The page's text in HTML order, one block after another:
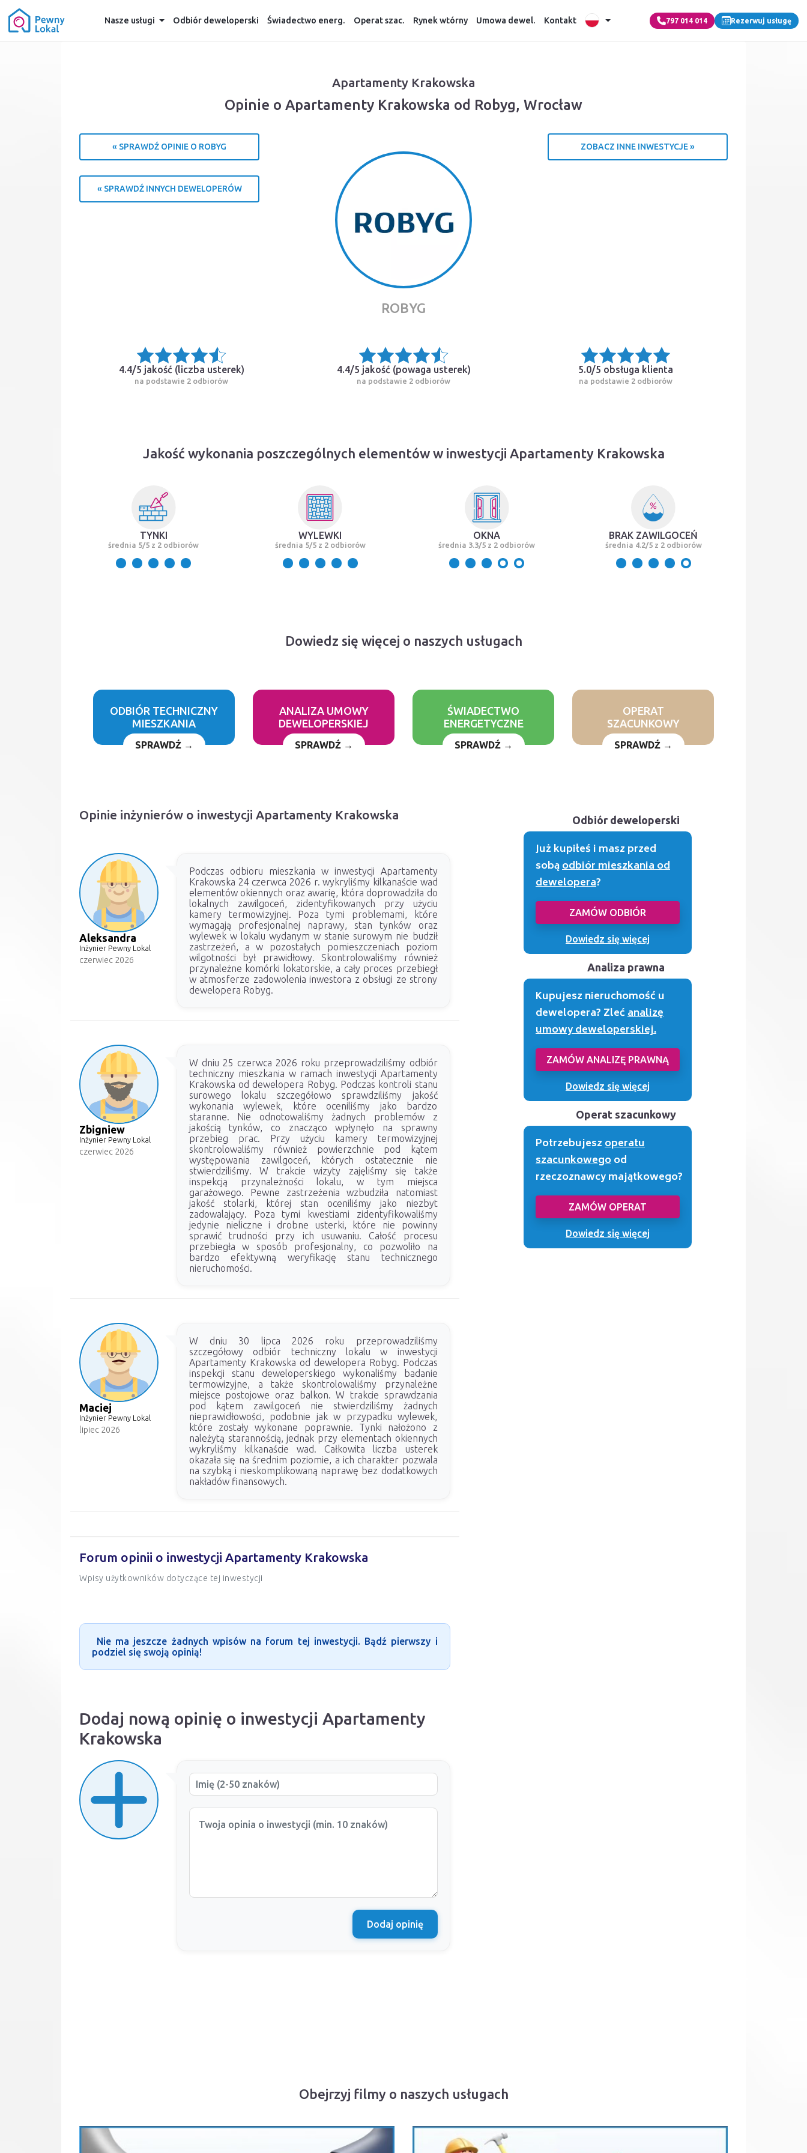
Nasze usługi Odbiór deweloperski Świadectwo energ. Operat szac. Rynek wtórny Umowa dewel. Kontakt 797 014 014 Rezerwuj usługę
Apartamenty Krakowska
Opinie o Apartamenty Krakowska od Robyg, Wrocław
« SPRAWDŹ OPINIE O ROBYG
« SPRAWDŹ INNYCH DEWELOPERÓW
ZOBACZ INNE INWESTYCJE »
ROBYG
4.4/5 jakość (liczba usterek)
na podstawie 2 odbiorów
4.4/5 jakość (powaga usterek)
na podstawie 2 odbiorów
5.0/5 obsługa klienta
na podstawie 2 odbiorów
Jakość wykonania poszczególnych elementów w inwestycji Apartamenty Krakowska
TYNKI
średnia 5/5 z 2 odbiorów
WYLEWKI
średnia 5/5 z 2 odbiorów
OKNA
średnia 3.3/5 z 2 odbiorów
BRAK ZAWILGOCEŃ
średnia 4.2/5 z 2 odbiorów
Dowiedz się więcej o naszych usługach
ODBIÓR TECHNICZNY
MIESZKANIA
SPRAWDŹ →
ANALIZA UMOWY
DEWELOPERSKIEJ
SPRAWDŹ →
ŚWIADECTWO
ENERGETYCZNE
SPRAWDŹ →
OPERAT
SZACUNKOWY
SPRAWDŹ →
Opinie inżynierów o inwestycji Apartamenty Krakowska
Aleksandra
Inżynier Pewny Lokal
czerwiec 2026
Podczas odbioru mieszkania w inwestycji Apartamenty
Krakowska 24 czerwca 2026 r. wykryliśmy kilkanaście wad
elementów okiennych oraz awarię, która doprowadziła do
lokalnych zawilgoceń, zidentyfikowanych przy użyciu
kamery termowizyjnej. Poza tymi problemami, które
wymagają profesjonalnej naprawy, stan tynków oraz
wylewek w lokalu wydanym w stanie surowym nie budził
zastrzeżeń, a w pozostałych pomieszczeniach poziom
wilgotności był prawidłowy. Skontrolowaliśmy również
przynależne komórki lokatorskie, a cały proces przebiegł
w atmosferze zadowolenia inwestora z obsługi ze strony
dewelopera Robyg.
Zbigniew
Inżynier Pewny Lokal
czerwiec 2026
W dniu 25 czerwca 2026 roku przeprowadziliśmy odbiór
techniczny mieszkania w ramach inwestycji Apartamenty
Krakowska od dewelopera Robyg. Podczas kontroli stanu
surowego lokalu szczegółowo sprawdziliśmy jakość
wykonania wylewek, które oceniliśmy jako bardzo
staranne. Nie odnotowaliśmy żadnych problemów z
jakością tynków, co znacząco wpłynęło na sprawny
przebieg prac. Przy użyciu kamery termowizyjnej
skontrolowaliśmy również powierzchnie pod kątem
występowania zawilgoceń, których ostatecznie nie
stwierdziliśmy. W trakcie wizyty zajęliśmy się także
inspekcją przynależności lokalu, w tym miejsca
garażowego. Pewne zastrzeżenia wzbudziła natomiast
jakość stolarki, której stan oceniliśmy jako niezbyt
zadowalający. Poza tymi kwestiami zidentyfikowaliśmy
jedynie nieliczne i drobne usterki, które nie powinny
sprawić trudności przy ich usuwaniu. Całość procesu
przebiegła w sposób profesjonalny, co pozwoliło na
bardzo efektywną weryfikację stanu technicznego
nieruchomości.
Maciej
Inżynier Pewny Lokal
lipiec 2026
W dniu 30 lipca 2026 roku przeprowadziliśmy
szczegółowy odbiór techniczny lokalu w inwestycji
Apartamenty Krakowska od dewelopera Robyg. Podczas
inspekcji stanu deweloperskiego wykonaliśmy badanie
termowizyjne, a także skontrolowaliśmy przynależne
miejsce postojowe oraz balkon. W trakcie sprawdzania
pod kątem zawilgoceń nie stwierdziliśmy żadnych
nieprawidłowości, podobnie jak w przypadku wylewek,
które zostały wykonane poprawnie. Tynki nałożono z
należytą starannością, jednak przy elementach okiennych
wykryliśmy kilkanaście wad. Całkowita liczba usterek
okazała się na średnim poziomie, a ich charakter pozwala
na szybką i nieskomplikowaną naprawę bez dodatkowych
nakładów finansowych.
Forum opinii o inwestycji Apartamenty Krakowska
Wpisy użytkowników dotyczące tej inwestycji
Nie ma jeszcze żadnych wpisów na forum tej inwestycji. Bądź pierwszy i
podziel się swoją opinią!
Dodaj nową opinię o inwestycji Apartamenty
Krakowska
Dodaj opinię
Odbiór deweloperski
Już kupiłeś i masz przed
sobąodbiór mieszkania od
dewelopera?
ZAMÓW ODBIÓR
Dowiedz się więcej
Analiza prawna
Kupujesz nieruchomość u
dewelopera? Zlećanalizę
umowy deweloperskiej.
ZAMÓW ANALIZĘ PRAWNĄ
Dowiedz się więcej
Operat szacunkowy
Potrzebujeszoperatu
szacunkowegood
rzeczoznawcy majątkowego?
ZAMÓW OPERAT
Dowiedz się więcej
Obejrzyj filmy o naszych usługach